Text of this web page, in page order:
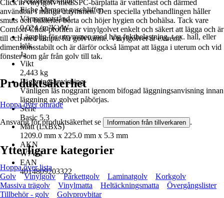
Eiche Memory geschliffen
Värmemotstånd
0,024 (m²K)/W
Lämplig för utrymmen med hög fuktbelastning, t.ex. hall, eller
kök.
Ja
Vikt
2,443 kg
Läggningsanvisning
Vänligen läs noggrant igenom bifogad läggningsanvisning innan
läggning av golvet påbörjas.
Serie
Basic 5.3
Mått (LxBxS)
1209.0 mm x 225.0 mm x 5.3 mm
AKN
W7W1
EAN
4014809203322
Click'in vinylgolv med SPC-bärplatta är vattenfast och därmed
användbar i många utrymmen. Den speciella ytbehandlingen håller
smuts och bakterier borta och höjer hygien och bohälsa. Tack vare
Comfort-Click-profilen är vinylgolvet enkelt och säkert att lägga och är
till och med lämpat för golvvärme. Vinylgolvet är extremt
dimensionsstabilt och är därför också lämpat att lägga i uterum och vid
fönster som går från golv till tak.
Produktsäkerhet
Hoppa över område
Ansvarig för produktsäkerhet se Information från tillverkaren .
Ytterligare kategorier
Hoppa över lista
Golv
Vinylgolv Parkettgolv Laminatgolv
Korkgolv
Massiva trägolv
Vinylmatta Heltäckningsmatta
Övergångslister
Tillbehör - golv
Golvprovbitar